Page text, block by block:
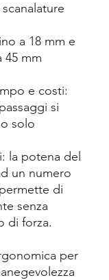
a 18 mm e
45 mm
e costi:
si
solo
la potena del
un numero
di
senza
di forza.
per